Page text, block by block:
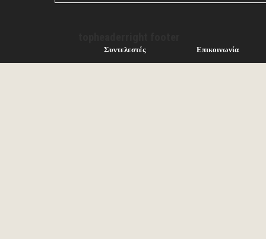
Συντελεστές Επικοινωνία